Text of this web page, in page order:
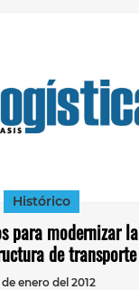
Histórico
para modernizar la
de transporte
de enero del 2012